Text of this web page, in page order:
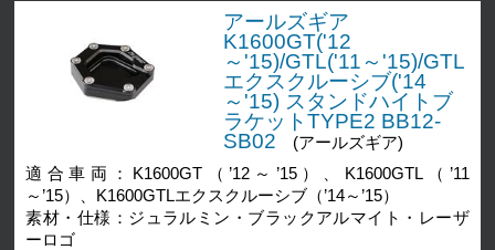
アールズギア
K1600GT('12
～'15)/GTL('11～'15)/GTL
エクスクルーシブ('14
～'15) スタンドハイトブ
ラケットTYPE2 BB12-
SB02
(アールズギア)
適合車両：K1600GT（’12～’15）、K1600GTL（’11
～’15）、K1600GTLエクスクルーシブ（’14～’15）
素材・仕様：ジュラルミン・ブラックアルマイト・レーザ
ーロゴ